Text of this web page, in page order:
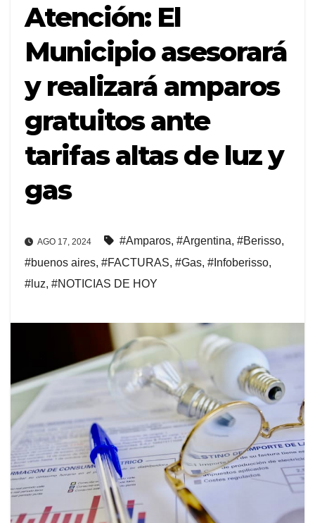
Atención: El
Municipio asesorará
y realizará amparos
gratuitos ante
tarifas altas de luz y
gas
AGO 17, 2024 #Amparos, #Argentina, #Berisso,
#buenos aires, #FACTURAS, #Gas, #Infoberisso,
#luz, #NOTICIAS DE HOY